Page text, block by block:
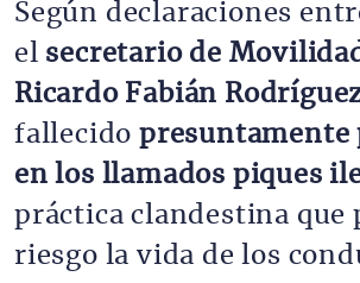
Según declaraciones
el secretario de
Ricardo Fabián
fallecidopresuntamente
en los llamados piques
práctica clandestina que
riesgo la vida de los